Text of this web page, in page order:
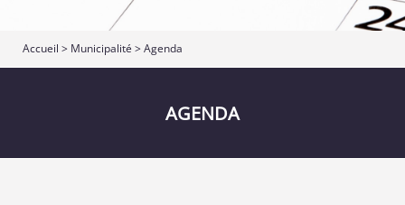
Accueil > Municipalité >Agenda
AGENDA